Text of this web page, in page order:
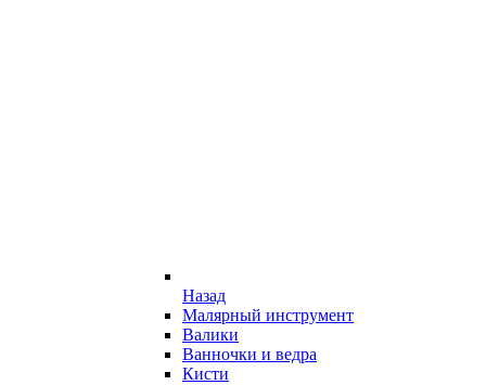
Назад
Малярный инструмент
Валики
Ванночки и ведра
Кисти